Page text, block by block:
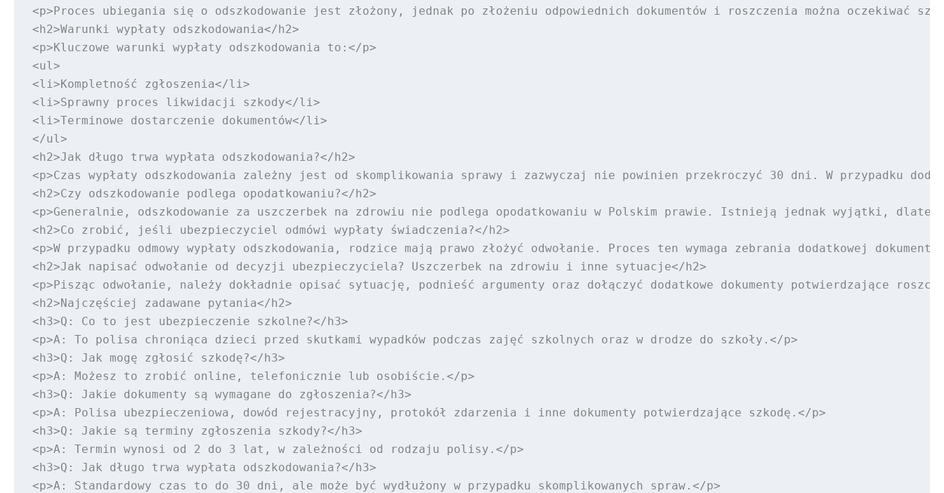
<p>Proces ubiegania się o odszkodowanie jest złożony, jednak po złożeniu odpowiednich dokumentów i roszczenia można oczekiwać
<h2>Warunki wypłaty odszkodowania</h2>
<p>Kluczowe warunki wypłaty odszkodowania to:</p>
<ul>
<li>Kompletność zgłoszenia</li>
<li>Sprawny proces likwidacji szkody</li>
<li>Terminowe dostarczenie dokumentów</li>
</ul>
<h2>Jak długo trwa wypłata odszkodowania?</h2>
<p>Czas wypłaty odszkodowania zależny jest od skomplikowania sprawy i zazwyczaj nie powinien przekroczyć 30 dni. W przypadku
<h2>Czy odszkodowanie podlega opodatkowaniu?</h2>
<p>Generalnie, odszkodowanie za uszczerbek na zdrowiu nie podlega opodatkowaniu w Polskim prawie. Istnieją jednak wyjątki,
<h2>Co zrobić, jeśli ubezpieczyciel odmówi wypłaty świadczenia?</h2>
<p>W przypadku odmowy wypłaty odszkodowania, rodzice mają prawo złożyć odwołanie. Proces ten wymaga zebrania dodatkowej
<h2>Jak napisać odwołanie od decyzji ubezpieczyciela? Uszczerbek na zdrowiu i inne sytuacje</h2>
<p>Pisząc odwołanie, należy dokładnie opisać sytuację, podnieść argumenty oraz dołączyć dodatkowe dokumenty potwierdzające
<h2>Najczęściej zadawane pytania</h2>
<h3>Q: Co to jest ubezpieczenie szkolne?</h3>
<p>A: To polisa chroniąca dzieci przed skutkami wypadków podczas zajęć szkolnych oraz w drodze do szkoły.</p>
<h3>Q: Jak mogę zgłosić szkodę?</h3>
<p>A: Możesz to zrobić online, telefonicznie lub osobiście.</p>
<h3>Q: Jakie dokumenty są wymagane do zgłoszenia?</h3>
<p>A: Polisa ubezpieczeniowa, dowód rejestracyjny, protokół zdarzenia i inne dokumenty potwierdzające szkodę.</p>
<h3>Q: Jakie są terminy zgłoszenia szkody?</h3>
<p>A: Termin wynosi od 2 do 3 lat, w zależności od rodzaju polisy.</p>
<h3>Q: Jak długo trwa wypłata odszkodowania?</h3>
<p>A: Standardowy czas to do 30 dni, ale może być wydłużony w przypadku skomplikowanych spraw.</p>